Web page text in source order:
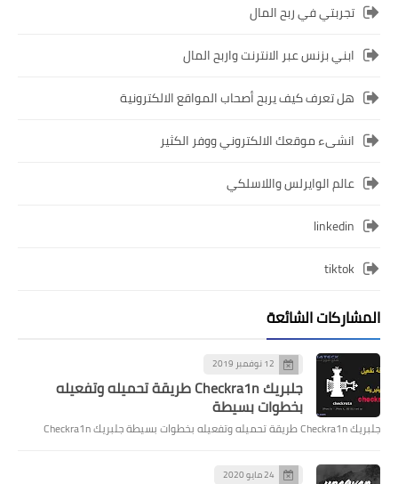
تجربتي في ربح المال
ابني بزنس عبر الانترنت واربح المال
هل تعرف كيف يربح أصحاب المواقع الالكترونية
انشىء موقعك الالكتروني ووفر الكثير
عالم الوايرلس واللاسلكي
linkedin
tiktok
المشاركات الشائعة
12 نوفمبر 2019
جلبريك Checkra1n طريقة تحميله وتفعيله
بخطوات بسيطة
جلبريك Checkra1n طريقة تحميله وتفعيله بخطوات بسيطة جلبريك Checkra1n
24 مايو 2020